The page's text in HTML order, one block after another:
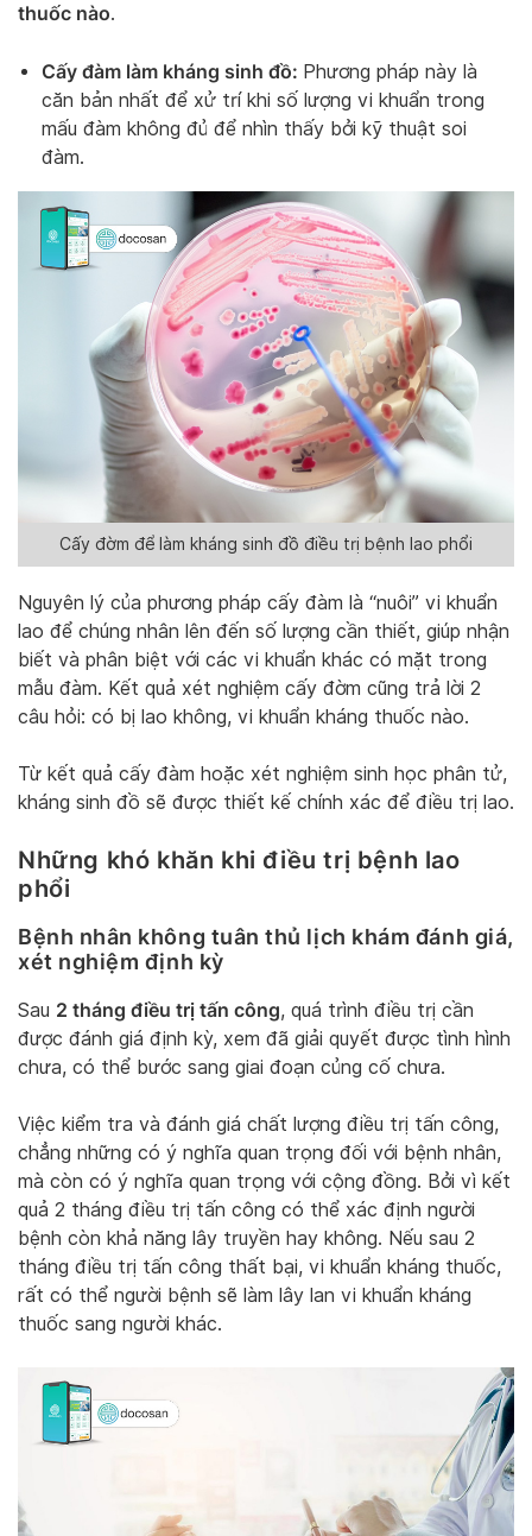
thuốc nào.
Cấy đàm làm kháng sinh đồ: Phương pháp này là
căn bản nhất để xử trí khi số lượng vi khuẩn trong
mấu đàm không đủ để nhìn thấy bởi kỹ thuật soi
đàm.
Cấy đờm để làm kháng sinh đồ điều trị bệnh lao phổi
Nguyên lý của phương pháp cấy đàm là “nuôi” vi khuẩn
lao để chúng nhân lên đến số lượng cần thiết, giúp nhận
biết và phân biệt với các vi khuẩn khác có mặt trong
mẫu đàm. Kết quả xét nghiệm cấy đờm cũng trả lời 2
câu hỏi: có bị lao không, vi khuẩn kháng thuốc nào.
Từ kết quả cấy đàm hoặc xét nghiệm sinh học phân tử,
kháng sinh đồ sẽ được thiết kế chính xác để điều trị lao.
Những khó khăn khi điều trị bệnh lao
phổi
Bệnh nhân không tuân thủ lịch khám đánh giá,
xét nghiệm định kỳ
Sau 2 tháng điều trị tấn công, quá trình điều trị cần
được đánh giá định kỳ, xem đã giải quyết được tình hình
chưa, có thể bước sang giai đoạn củng cố chưa.
Việc kiểm tra và đánh giá chất lượng điều trị tấn công,
chẳng những có ý nghĩa quan trọng đối với bệnh nhân,
mà còn có ý nghĩa quan trọng với cộng đồng. Bởi vì kết
quả 2 tháng điều trị tấn công có thể xác định người
bệnh còn khả năng lây truyền hay không. Nếu sau 2
tháng điều trị tấn công thất bại, vi khuẩn kháng thuốc,
rất có thể người bệnh sẽ làm lây lan vi khuẩn kháng
thuốc sang người khác.